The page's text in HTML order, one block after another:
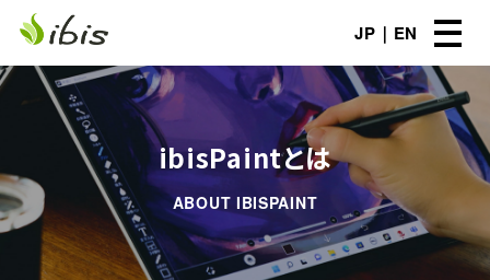
JP EN
ibisPaintとは
ABOUT IBISPAINT